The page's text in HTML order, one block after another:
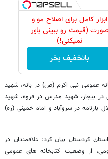
ابزار کامل برای اصلاح مو و
صورت (قیمت رو ببینی باور
نمیکنی!)
باتخفیف بخر
عمومی نبی اکرم (ص) در بانه، شهید
در بیجار، شهید مدرس در قروه، شهید
بارنامه در سروآباد و امام خمینی (ره)
کردستان بیان کرد: علاقمندان در
از وضعیت کتابخانه های عمومی